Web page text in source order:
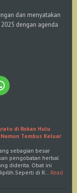
dan menyatakan
dengan agenda
di Rokan Hulu
Tembus Keluar
sebagian besar
pengobatan herbal
diderita. Obat ini
di R… Read